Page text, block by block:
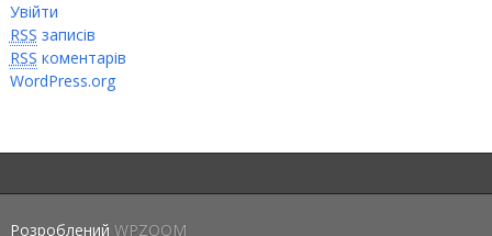
Увійти
RSS записів
RSS коментарів
WordPress.org
Розроблений WPZOOM